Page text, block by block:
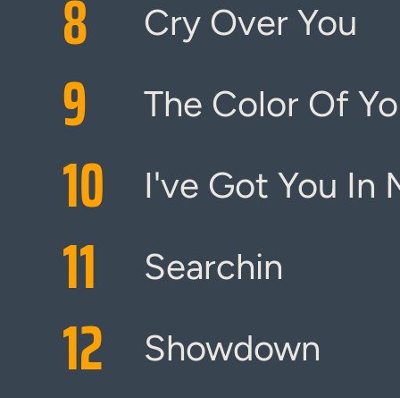
8 Cry Over You
9 The Color Of
10 I've Got You In
11 Searchin
12 Showdown